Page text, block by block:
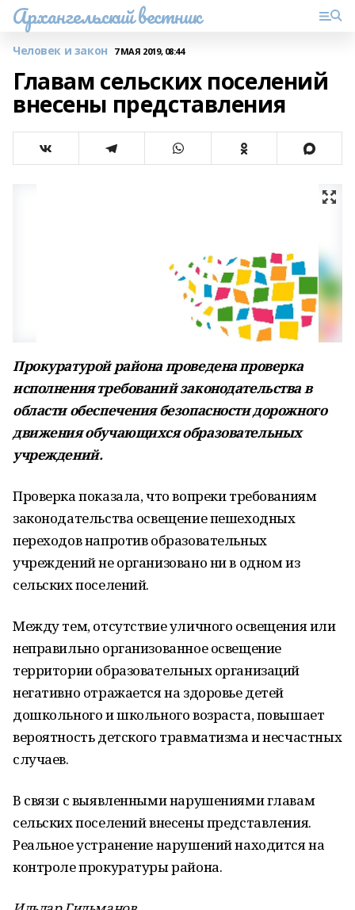
Архангельский вестник
Человек и закон 7 МАЯ 2019, 08:44
Главам сельских поселений
внесены представления
Прокуратурой района проведена проверка
исполнения требований законодательства в
области обеспечения безопасности дорожного
движения обучающихся образовательных
учреждений.
Проверка показала, что вопреки требованиям
законодательства освещение пешеходных
переходов напротив образовательных
учреждений не организовано ни в одном из
сельских поселений.
Между тем, отсутствие уличного освещения или
неправильно организованное освещение
территории образовательных организаций
негативно отражается на здоровье детей
дошкольного и школьного возраста, повышает
вероятность детского травматизма и несчастных
случаев.
В связи с выявленными нарушениями главам
сельских поселений внесены представления.
Реальное устранение нарушений находится на
контроле прокуратуры района.